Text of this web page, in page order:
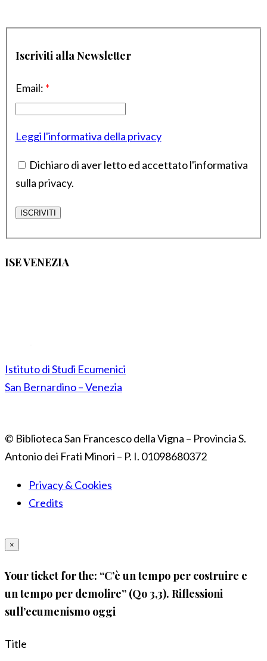
Iscriviti alla Newsletter
Email: *
Leggi l'informativa della privacy
Dichiaro di aver letto ed accettato l'informativa
sulla privacy.
ISE VENEZIA
Istituto di Studi Ecumenici
San Bernardino – Venezia
© Biblioteca San Francesco della Vigna – Provincia S.
Antonio dei Frati Minori – P. I. 01098680372
Privacy & Cookies
Credits
×
Your ticket for the: “C’è un tempo per costruire e
un tempo per demolire” (Qo 3,3). Riflessioni
sull’ecumenismo oggi
Title